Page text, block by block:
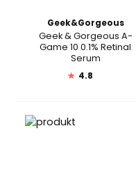
Geek&Gorgeous
Geek & Gorgeous A-
Game 10 0.1% Retinal
Serum
★ 4.8